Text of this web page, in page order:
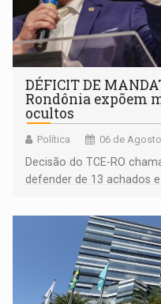
DÉFICIT DE
Rondônia expõem
ocultos
Política 06 de
Decisão do TCE-RO
defender de 13 achados
mandato